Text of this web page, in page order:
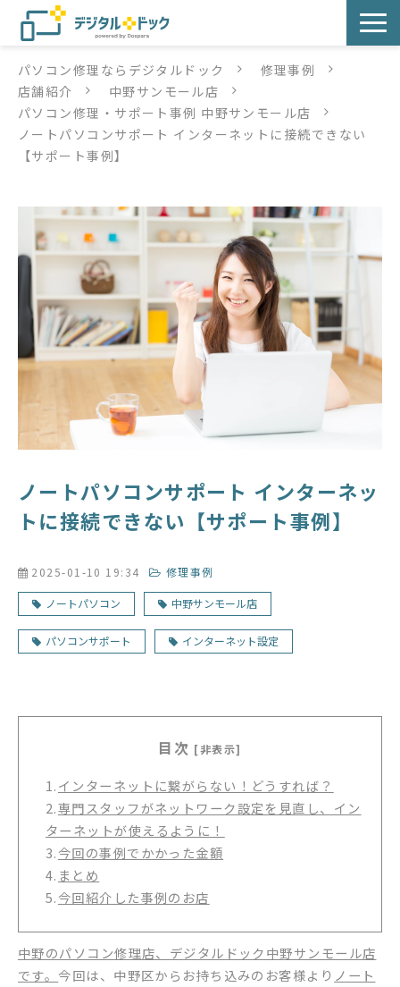
パソコン修理
サービス
店舗紹介
デジタルドックブログ
パソコン修理ならデジタルドック
修理事例
店舗紹介
中野サンモール店
パソコン修理・サポート事例 中野サンモール店
ノートパソコンサポート インターネットに接続できない
【サポート事例】
ノートパソコンサポート インターネッ
トに接続できない【サポート事例】
2025-01-10 19:34 修理事例
ノートパソコン 中野サンモール店
パソコンサポート インターネット設定
目次 [非表示]
1.インターネットに繋がらない！どうすれば？
2.専門スタッフがネットワーク設定を見直し、イン
ターネットが使えるように！
3.今回の事例でかかった金額
4. まとめ
5.今回紹介した事例のお店
中野のパソコン修理店、デジタルドック中野サンモール店
です。今回は、中野区からお持ち込みのお客様より ノート